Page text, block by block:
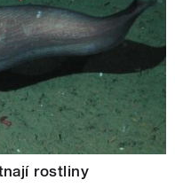
rostliny